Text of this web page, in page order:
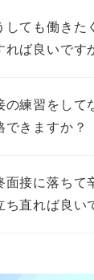
しても働きた
れば良いです
の練習をして
できますか？
面接に落ちて
ち直れば良い